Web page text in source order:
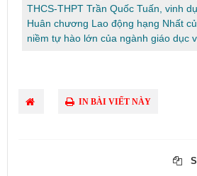
THCS-THPT Trần Quốc Tuấn, vinh
Huân chương Lao động hạng Nhất
niềm tự hào lớn của ngành giáo dục
IN BÀI VIẾT NÀY